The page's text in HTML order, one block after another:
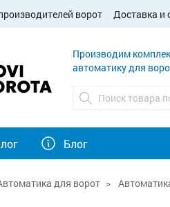
ворот Доставка и
Производим
автоматику для
Блог
для ворот